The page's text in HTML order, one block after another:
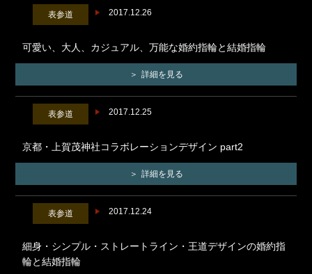
2017.12.26
表参道
可愛い、大人、カジュアル、万能な婚約指輪と結婚指輪
詳細を見る
2017.12.25
表参道
京都・上賀茂神社コラボレーションデザイン part2
詳細を見る
2017.12.24
表参道
細身・シンプル・ストレートライン・王道デザインの婚約指
輪と結婚指輪